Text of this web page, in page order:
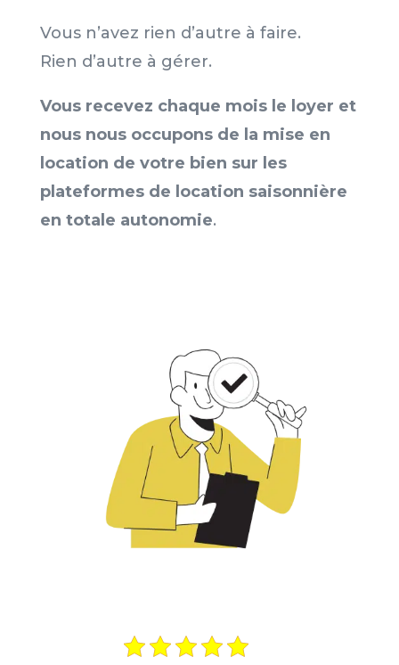
Vous n’avez rien d’autre à faire.
Rien d’autre à gérer.
Vous recevez chaque mois le loyer et
nous nous occupons de la mise en
location de votre bien sur les
plateformes de location saisonnière
en totale autonomie.